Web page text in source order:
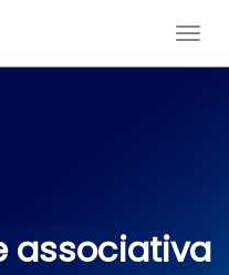
associativa